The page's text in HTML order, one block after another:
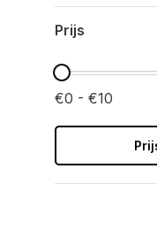
Prijs
€0 - €10